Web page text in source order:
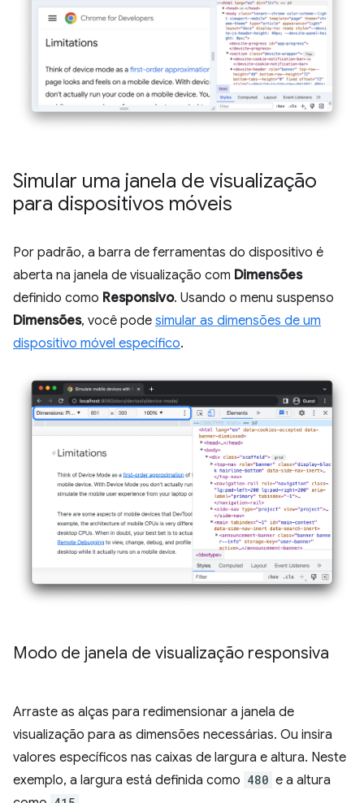
Simular uma janela de visualização
para dispositivos móveis
Por padrão, a barra de ferramentas do dispositivo é
aberta na janela de visualização com Dimensões
definido como Responsivo. Usando o menu suspenso
Dimensões, você pode simular as dimensões de um
dispositivo móvel específico.
Modo de janela de visualização responsiva
Arraste as alças para redimensionar a janela de
visualização para as dimensões necessárias. Ou insira
valores específicos nas caixas de largura e altura. Neste
exemplo, a largura está definida como 480 e a altura